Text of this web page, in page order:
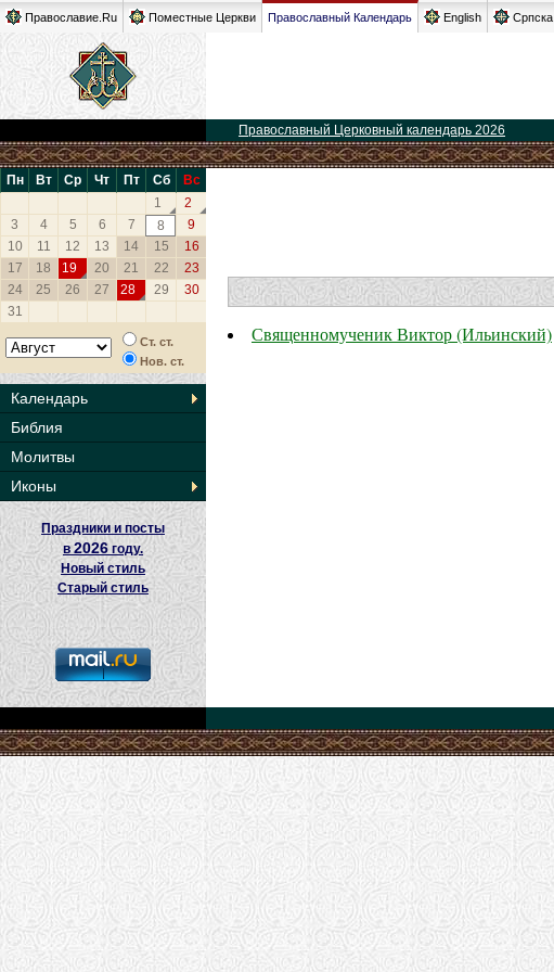
Православие.Ru Поместные Церкви Православный Календарь English Српска
Православный Церковный календарь 2026
Пн Вт Ср Чт Пт Сб
Вс
1
2
3
4 5 6 7 8
9
10
11 12 13 14 15
16
17
18 19 20 21 22
23
24
25 26 27 28 29
30
31
Ст. ст.
Нов. ст.
Календарь
Библия
Молитвы
Иконы
Праздники и посты
в2026 году.
Новый стиль
Старый стиль
Священномученик Виктор (Ильинский)